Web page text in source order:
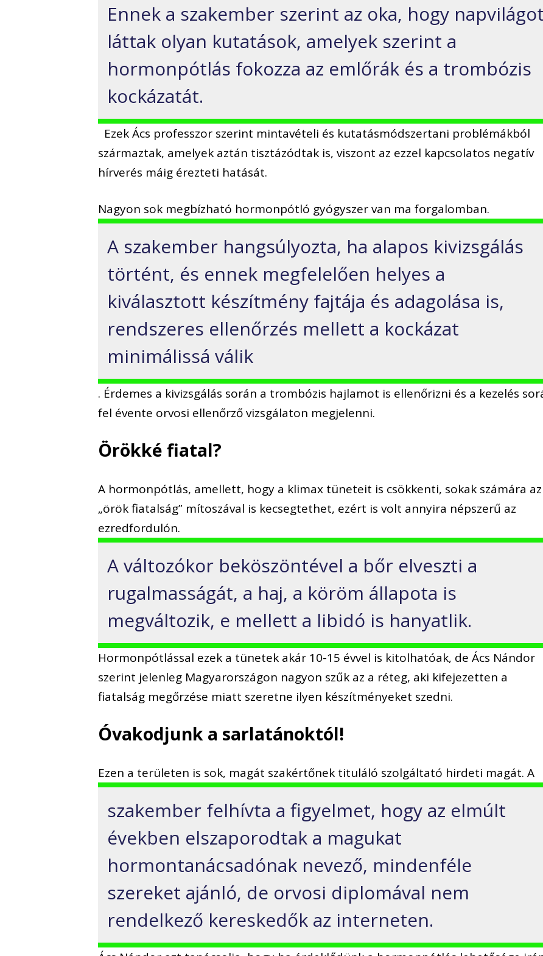
Ennek a szakember szerint az oka, hogy napvilágot
láttak olyan kutatások, amelyek szerint a
hormonpótlás fokozza az emlőrák és a trombózis
kockázatát.
Ezek Ács professzor szerint mintavételi és kutatásmódszertani problémákból
származtak, amelyek aztán tisztázódtak is, viszont az ezzel kapcsolatos negatív
hírverés máig érezteti hatását.
Nagyon sok megbízható hormonpótló gyógyszer van ma forgalomban.
A szakember hangsúlyozta, ha alapos kivizsgálás
történt, és ennek megfelelően helyes a
kiválasztott készítmény fajtája és adagolása is,
rendszeres ellenőrzés mellett a kockázat
minimálissá válik
. Érdemes a kivizsgálás során a trombózis hajlamot is ellenőrizni és a kezelés
fel évente orvosi ellenőrző vizsgálaton megjelenni.
Örökké fiatal?
A hormonpótlás, amellett, hogy a klimax tüneteit is csökkenti, sokak számára az
„örök fiatalság” mítoszával is kecsegtethet, ezért is volt annyira népszerű az
ezredfordulón.
A változókor beköszöntével a bőr elveszti a
rugalmasságát, a haj, a köröm állapota is
megváltozik, e mellett a libidó is hanyatlik.
Hormonpótlással ezek a tünetek akár 10-15 évvel is kitolhatóak, de Ács Nándor
szerint jelenleg Magyarországon nagyon szűk az a réteg, aki kifejezetten a
fiatalság megőrzése miatt szeretne ilyen készítményeket szedni.
Óvakodjunk a sarlatánoktól!
Ezen a területen is sok, magát szakértőnek tituláló szolgáltató hirdeti magát. A
szakember felhívta a figyelmet, hogy az elmúlt
években elszaporodtak a magukat
hormontanácsadónak nevező, mindenféle
szereket ajánló, de orvosi diplomával nem
rendelkező kereskedők az interneten.